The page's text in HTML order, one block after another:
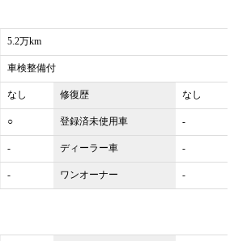
5.2万km
車検整備付
なし 修復歴 なし
○ 登録済未使用車 -
- ディーラー車 -
- ワンオーナー -